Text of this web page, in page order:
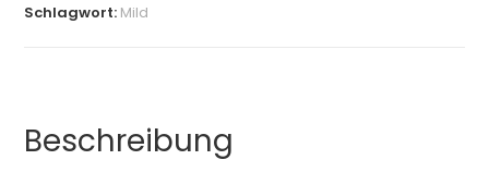
Schlagwort: Mild
Beschreibung